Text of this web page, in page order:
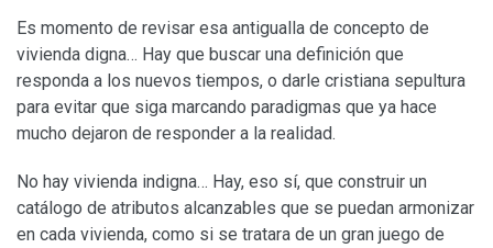
Es momento de revisar esa antigualla de concepto de
vivienda digna… Hay que buscar una definición que
responda a los nuevos tiempos, o darle cristiana sepultura
para evitar que siga marcando paradigmas que ya hace
mucho dejaron de responder a la realidad.
No hay vivienda indigna… Hay, eso sí, que construir un
catálogo de atributos alcanzables que se puedan armonizar
en cada vivienda, como si se tratara de un gran juego de